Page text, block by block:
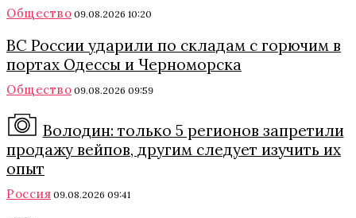
Общество 09.08.2026 10:20
ВС России ударили по складам с горючим в
портах Одессы и Черноморска
Общество 09.08.2026 09:59
Володин: только 5 регионов запретили
продажу вейпов, другим следует изучить их
опыт
Россия 09.08.2026 09:41